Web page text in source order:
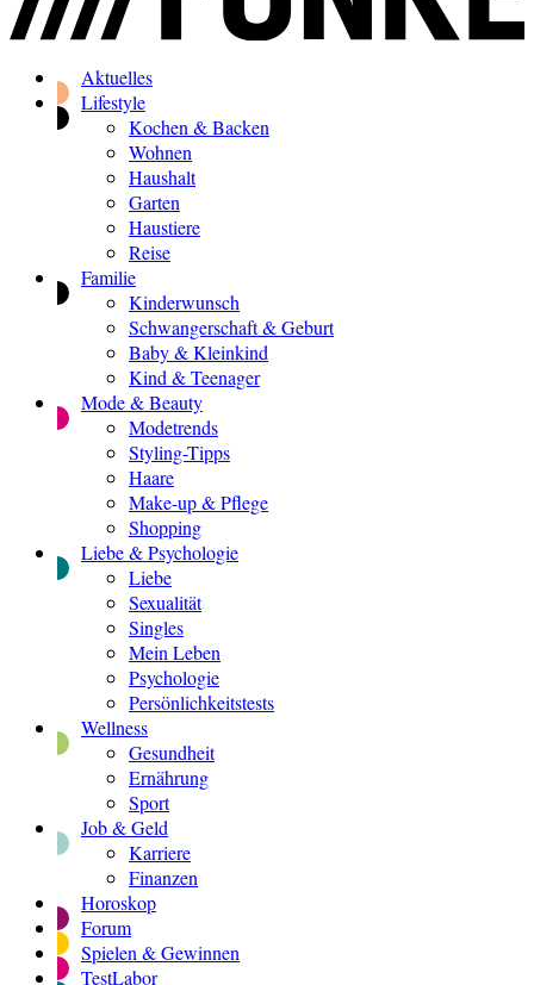
Aktuelles
Lifestyle
Kochen & Backen
Wohnen
Haushalt
Garten
Haustiere
Reise
Familie
Kinderwunsch
Schwangerschaft & Geburt
Baby & Kleinkind
Kind & Teenager
Mode & Beauty
Modetrends
Styling-Tipps
Haare
Make-up & Pflege
Shopping
Liebe & Psychologie
Liebe
Sexualität
Singles
Mein Leben
Psychologie
Persönlichkeitstests
Wellness
Gesundheit
Ernährung
Sport
Job & Geld
Karriere
Finanzen
Horoskop
Forum
Spielen & Gewinnen
TestLabor